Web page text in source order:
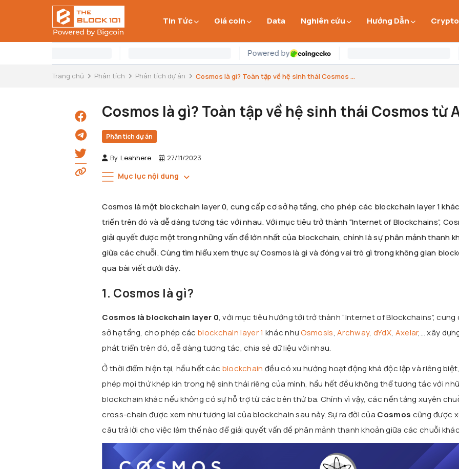
Tin Tức Giá coin Data Nghiên cứu Hướng Dẫn
Trang chủ Phân tích Phân tích dự án Cosmos là gì? Toàn tập về hệ sinh thái Cosmos ...
Cosmos là gì? Toàn tập về hệ sinh thái Cosmos từ
Phân tích dự án
By Leahhere 27/11/2023
Mục lục nội dung
Cosmos là một blockchain layer 0, cung cấp cơ sở hạ tầng, cho phép các blockchain layer 1
triển trên đó và dễ dàng tương tác với nhau. Với mục tiêu trở thành “Internet of Blockchains”,
giải quyết được một trong những vấn đề lớn nhất của blockchain, chính là sự phân mảnh thanh
giữa các chuỗi. Cùng tìm hiểu xem thực sự Cosmos là gì và đóng vai trò gì trong không gian
qua bài viết dưới đây.
1. Cosmos là gì?
Cosmos là blockchain layer 0, với mục tiêu hướng tới trở thành “Internet of Blockchains”, cung
sở hạ tầng, cho phép các blockchain layer 1 khác nhưOsmosis,Archway, dYdX, Axelar,… xây
phát triển trên đó, dễ dàng tương tác, chia sẻ dữ liệu với nhau.
Ở thời điểm hiện tại, hầu hết các blockchain đều có xu hướng hoạt động khá độc lập và riêng
phép mọi thứ khép kín trong hệ sinh thái riêng của mình, hầu hết đều không thể tương tác với
blockchain khác nếu không có sự hỗ trợ từ các bên thứ ba. Chính vì vậy, các nền tảng xuyên
cross-chain được xem như tương lai của blockchain sau này. Sự ra đời của Cosmos cũng được
câu trả lời cho việc làm thế nào để giải quyết vấn đề phân mảnh thanh khoản giữa các chuỗi